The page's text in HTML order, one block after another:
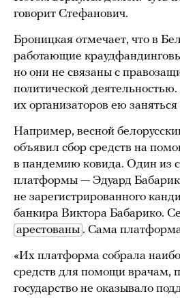
говорит Стефанович.
Броницкая отмечает, что в
работающие
но они не связаны с
политической
их организаторов ею
Например, весной
объявил сбор средств на
в пандемию ковида. Один из
платформы — Эдуард
не зарегистрированного
банкира Виктора Бабарико.
арестованы . Сама
«Их платформа собрала
средств для помощи врачам,
государство не оказывало